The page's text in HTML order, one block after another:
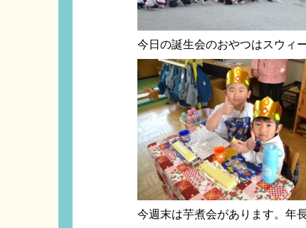
今日の誕生会のおやつはスウィ
今週末は芋煮会があります。年